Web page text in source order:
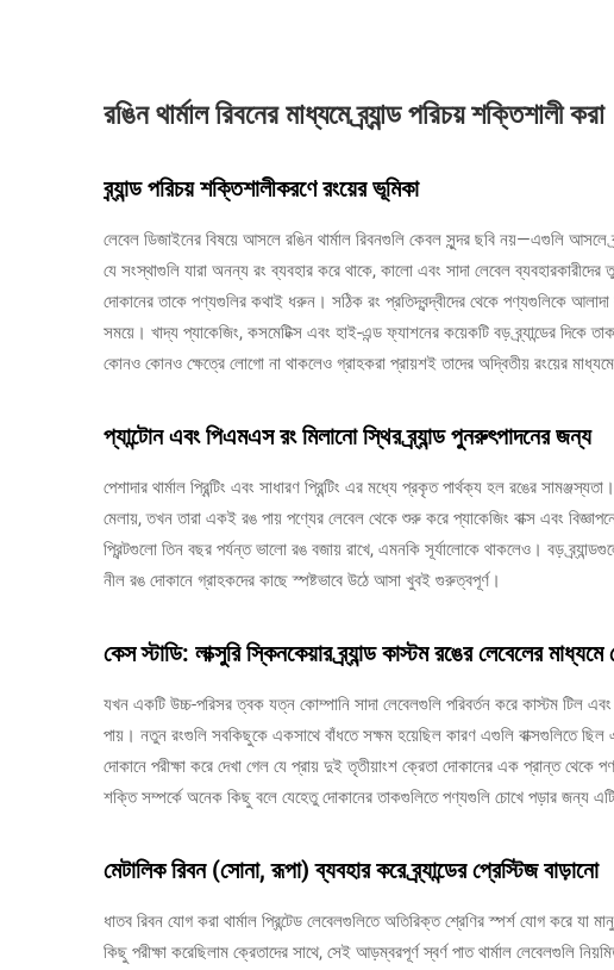
রঙিন থার্মাল রিবনের মাধ্যমে ব্র্যান্ড পরিচয় শক্তিশালী করা
ব্র্যান্ড পরিচয় শক্তিশালীকরণে রংয়ের ভূমিকা
লেবেল ডিজাইনের বিষয়ে আসলে রঙিন থার্মাল রিবনগুলি কেবল সুন্দর ছবি নয়—এগুলি আসলে
যে সংস্থাগুলি যারা অনন্য রং ব্যবহার করে থাকে, কালো এবং সাদা লেবেল
দোকানের তাকে পণ্যগুলির কথাই ধরুন। সঠিক রং প্রতিদ্বন্দ্বীদের থেকে পণ্যগুলিকে
সময়ে। খাদ্য প্যাকেজিং, কসমেটিক্স এবং হাই-এন্ড ফ্যাশনের কয়েকটি বড় ব্র্যান্ডের দিকে
কোনও কোনও ক্ষেত্রে লোগো না থাকলেও গ্রাহকরা প্রায়শই তাদের অদ্বিতীয় রংয়ের
প্যান্টোন এবং পিএমএস রং মিলানো স্থির ব্র্যান্ড পুনরুৎপাদনের জন্য
পেশাদার থার্মাল প্রিন্টিং এবং সাধারণ প্রিন্টিং এর মধ্যে প্রকৃত পার্থক্য হল রঙের
মেলায়, তখন তারা একই রঙ পায় পণ্যের লেবেল থেকে শুরু করে প্যাকেজিং বাক্স এবং
প্রিন্টগুলো তিন বছর পর্যন্ত ভালো রঙ বজায় রাখে, এমনকি সূর্যালোকে থাকলেও। বড়
নীল রঙ দোকানে গ্রাহকদের কাছে স্পষ্টভাবে উঠে আসা খুবই গুরুত্বপূর্ণ।
কেস স্টাডি: লাক্সুরি স্কিনকেয়ার ব্র্যান্ড কাস্টম রঙের লেবেলের
যখন একটি উচ্চ-পরিসর ত্বক যত্ন কোম্পানি সাদা লেবেলগুলি পরিবর্তন করে কাস্টম টিল
পায়। নতুন রংগুলি সবকিছুকে একসাথে বাঁধতে সক্ষম হয়েছিল কারণ এগুলি বাক্সগুলিতে ছিল
দোকানে পরীক্ষা করে দেখা গেল যে প্রায় দুই তৃতীয়াংশ ক্রেতা দোকানের এক প্রান্ত থেকে
শক্তি সম্পর্কে অনেক কিছু বলে যেহেতু দোকানের তাকগুলিতে পণ্যগুলি চোখে পড়ার জন্য
মেটালিক রিবন (সোনা, রূপা) ব্যবহার করে ব্র্যান্ডের প্রেস্টিজ বাড়ানো
ধাতব রিবন যোগ করা থার্মাল প্রিন্টেড লেবেলগুলিতে অতিরিক্ত শ্রেণির স্পর্শ যোগ করে
কিছু পরীক্ষা করেছিলাম ক্রেতাদের সাথে, সেই আড়ম্বরপূর্ণ স্বর্ণ পাত থার্মাল লেবেলগুলি